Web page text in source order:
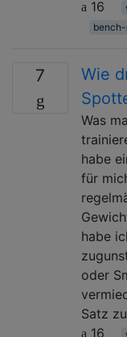
16
7
Wie
Was
habe
für
habe
oder
Satz
16